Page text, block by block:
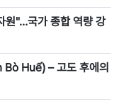
원"…국가 종합 역량 강
Huế) – 고도 후에의